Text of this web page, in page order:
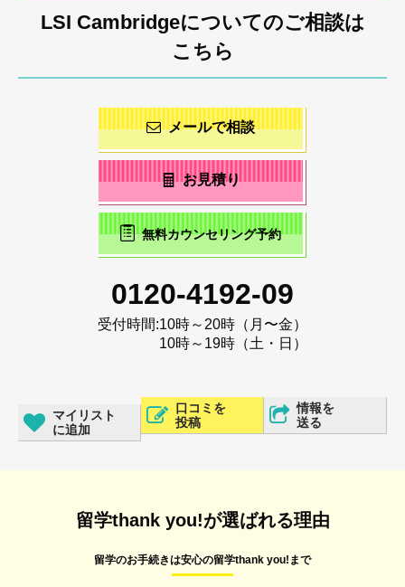
LSI Cambridgeについてのご相談は
こちら
メールで相談
お見積り
無料カウンセリング予約
0120-4192-09
受付時間:10時～20時（月〜金）
10時～19時（土・日）
マイリスト
に追加
口コミを
投稿
情報を
送る
留学thank you!が選ばれる理由
留学のお手続きは安心の留学thank you!まで